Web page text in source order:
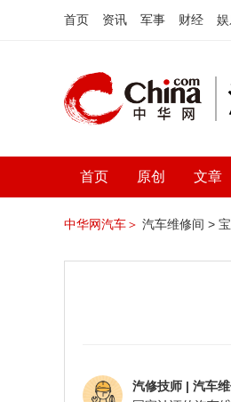
首页 资讯 军事 财经
首页 原创 文章
中华网汽车＞ 汽车维修间 >
汽修技师 | 汽车